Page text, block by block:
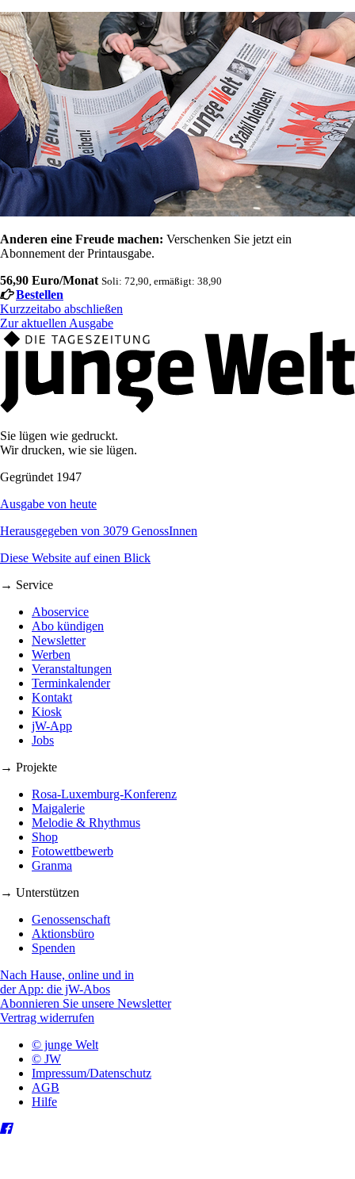
Anderen eine Freude machen: Verschenken Sie jetzt ein
Abonnement der Printausgabe.
56,90 Euro/Monat Soli: 72,90, ermäßigt: 38,90
Bestellen
Kurzzeitabo abschließen
Zur aktuellen Ausgabe
Sie lügen wie gedruckt.
Wir drucken, wie sie lügen.
Gegründet 1947
Ausgabe von heute
Herausgegeben von 3079 GenossInnen
Diese Website auf einen Blick
→ Service
Aboservice
Abo kündigen
Newsletter
Werben
Veranstaltungen
Terminkalender
Kontakt
Kiosk
jW-App
Jobs
→ Projekte
Rosa-Luxemburg-Konferenz
Maigalerie
Melodie & Rhythmus
Shop
Fotowettbewerb
Granma
→ Unterstützen
Genossenschaft
Aktionsbüro
Spenden
Nach Hause, online und in
der App: die jW-Abos
Abonnieren Sie unsere Newsletter
Vertrag widerrufen
© junge Welt
© JW
Impressum/Datenschutz
AGB
Hilfe